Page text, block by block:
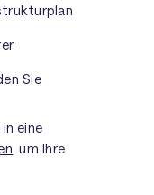
Sie
in eine
, um Ihre